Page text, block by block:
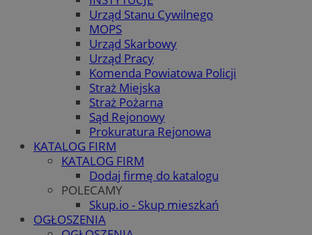
Urząd Stanu Cywilnego
MOPS
Urząd Skarbowy
Urząd Pracy
Komenda Powiatowa Policji
Straż Miejska
Straż Pożarna
Sąd Rejonowy
Prokuratura Rejonowa
KATALOG FIRM
KATALOG FIRM
Dodaj firmę do katalogu
POLECAMY
Skup.io - Skup mieszkań
OGŁOSZENIA